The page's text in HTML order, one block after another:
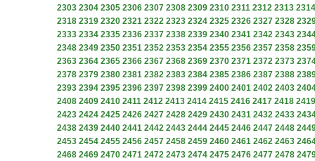
2303 2304 2305 2306 2307 2308 2309 2310 2311 2312 2313 2314
2318 2319 2320 2321 2322 2323 2324 2325 2326 2327 2328
2333 2334 2335 2336 2337 2338 2339 2340 2341 2342 2343
2348 2349 2350 2351 2352 2353 2354 2355 2356 2357 2358
2363 2364 2365 2366 2367 2368 2369 2370 2371 2372 2373
2378 2379 2380 2381 2382 2383 2384 2385 2386 2387 2388
2393 2394 2395 2396 2397 2398 2399 2400 2401 2402 2403
2408 2409 2410 2411 2412 2413 2414 2415 2416 2417 2418 2419
2423 2424 2425 2426 2427 2428 2429 2430 2431 2432 2433
2438 2439 2440 2441 2442 2443 2444 2445 2446 2447 2448
2453 2454 2455 2456 2457 2458 2459 2460 2461 2462 2463
2468 2469 2470 2471 2472 2473 2474 2475 2476 2477 2478